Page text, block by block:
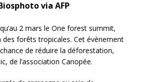
via AFP
2 mars le One forest summit,
des forêts tropicales. Cet évènement
de réduire la déforestation,
de l’association Canopée.